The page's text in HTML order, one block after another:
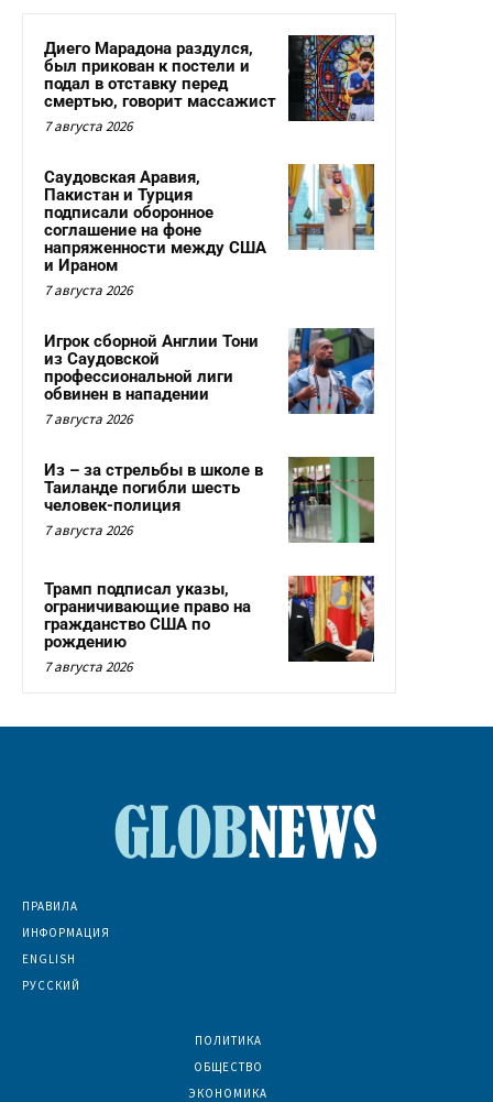
Диего Марадона раздулся,
был прикован к постели и
подал в отставку перед
смертью, говорит массажист
7 августа 2026
Саудовская Аравия,
Пакистан и Турция
подписали оборонное
соглашение на фоне
напряженности между США
и Ираном
7 августа 2026
Игрок сборной Англии Тони
из Саудовской
профессиональной лиги
обвинен в нападении
7 августа 2026
Из – за стрельбы в школе в
Таиланде погибли шесть
человек-полиция
7 августа 2026
Трамп подписал указы,
ограничивающие право на
гражданство США по
рождению
7 августа 2026
ПРАВИЛА
ИНФОРМАЦИЯ
ENGLISH
РУССКИЙ
ПОЛИТИКА
ОБЩЕСТВО
ЭКОНОМИКА